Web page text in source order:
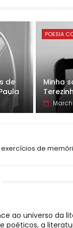
de
POESIA
Minha
de
ao universo da
poéticos, a